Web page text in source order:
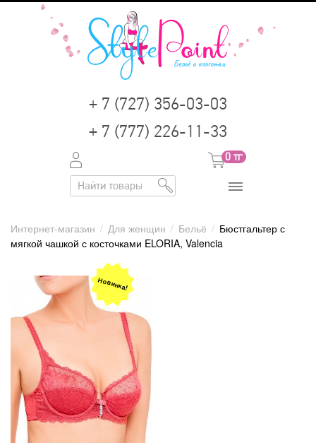
+ 7 (727) 356-03-03
+ 7 (777) 226-11-33
0 тг
Интернет-магазин / Для женщин / Бельё / Бюстгальтер с
мягкой чашкой с косточками ELORIA, Valencia
Новинка!